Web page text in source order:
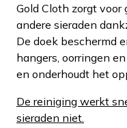
Gold Cloth zorgt voor
andere sieraden
De doek beschermd
hangers, oorringen
en onderhoudt het
De reiniging werkt
sieraden niet.